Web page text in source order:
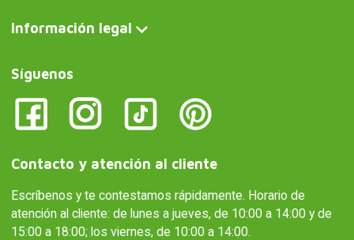
Información legal
Síguenos
Contacto y atención al cliente
Escríbenos y te contestamos rápidamente. Horario de
atención al cliente: de lunes a jueves, de 10:00 a 14:00 y de
15:00 a 18:00; los viernes, de 10:00 a 14:00.